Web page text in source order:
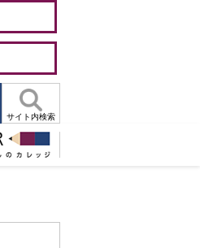
サイト内検索